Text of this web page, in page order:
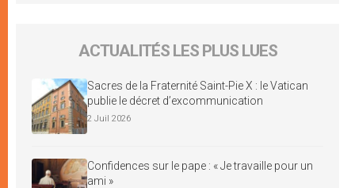
ACTUALITÉS LES PLUS LUES
Sacres de la Fraternité Saint-Pie X : le Vatican
publie le décret d’excommunication
2 Juil 2026
Confidences sur le pape : « Je travaille pour un
ami »